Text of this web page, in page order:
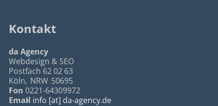
Kontakt
da Agency
Webdesign & SEO
Postfach 62 02 63
Köln, NRW 50695
Fon 0221-64309972
Email info [at] da-agency.de